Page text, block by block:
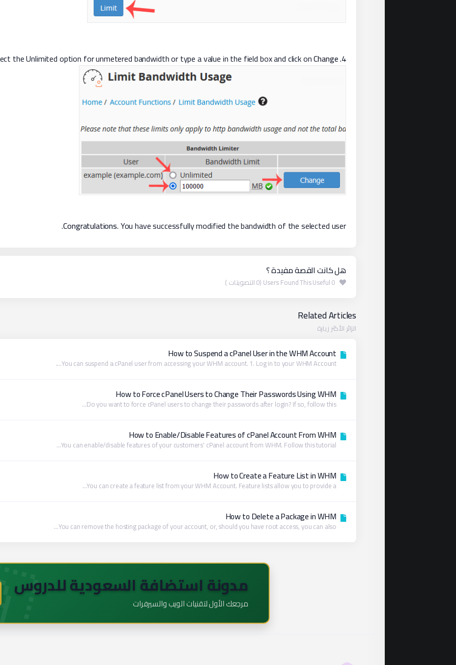
4.
Under
the Unlimited option for unmetered bandwidth or type a value in the field box and click onChange
Congratulations. You have successfully modified the bandwidth of the selected user.
هل كانت القصة مفيدة ؟
Related Articles
الزائر الأكثر زيارة
How to Suspend a cPanel User in the WHM Account
You can suspend а cPanel user from accessing your WHM account. 1. Log in to your WHM Account....
How to Force cPanel Users to Change Their Passwords Using WHM
Do you want to force cPanel users to change their passwords after login? If so, follow this...
How to Enable/Disable Features of cPanel Account From WHM
You can enable/disable features of your customers' cPanel account from WHM. Follow this tutorial...
How to Create a Feature List in WHM
You can create a feature list from your WHM Account. Feature lists allow you to provide a...
How to Delete a Package in WHM
You can remove the hosting package of your account, or, should you have root access, you can also...
مدونة استضافة السعودية للدروس
مرجعك الأول لتقنيات الويب والسيرفرات